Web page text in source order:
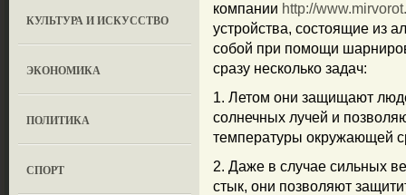
КУЛЬТУРА И ИСКУССТВО
ЭКОНОМИКА
ПОЛИТИКА
СПОРТ
компании http://
устройства, состоящие из
собой при помощи
сразу несколько задач:
1. Летом они защищают
солнечных лучей и
температуры окружающей
2. Даже в случае сильных
стык, они позволяют